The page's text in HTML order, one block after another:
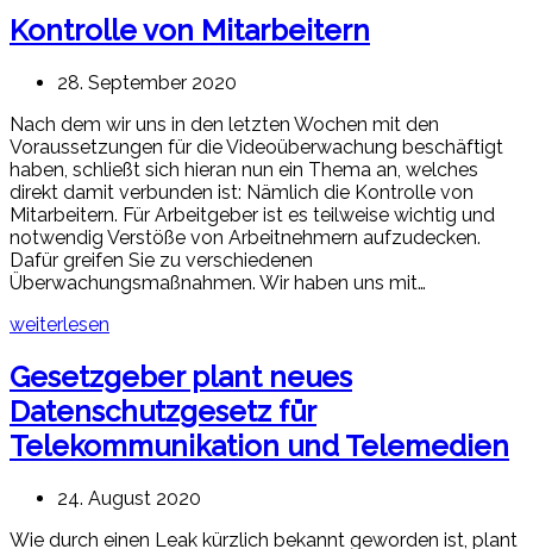
Kontrolle von Mitarbeitern
28. September 2020
Nach dem wir uns in den letzten Wochen mit den
Voraussetzungen für die Videoüberwachung beschäftigt
haben, schließt sich hieran nun ein Thema an, welches
direkt damit verbunden ist: Nämlich die Kontrolle von
Mitarbeitern. Für Arbeitgeber ist es teilweise wichtig und
notwendig Verstöße von Arbeitnehmern aufzudecken.
Dafür greifen Sie zu verschiedenen
Überwachungsmaßnahmen. Wir haben uns mit…
weiterlesen
Gesetzgeber plant neues
Datenschutzgesetz für
Telekommunikation und Telemedien
24. August 2020
Wie durch einen Leak kürzlich bekannt geworden ist, plant